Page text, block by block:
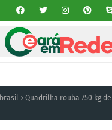
brasil
Quadrilha rouba 750 kg